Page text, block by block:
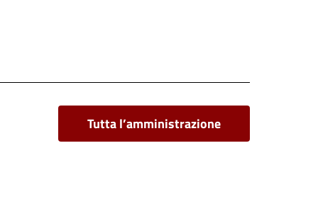
Tutta l’amministrazione